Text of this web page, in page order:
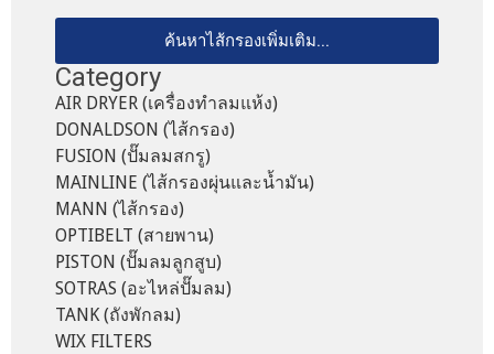
ค้นหาไส้กรองเพิ่มเติม...
Category
AIR DRYER (เครื่องทำลมแห้ง)
DONALDSON (ไส้กรอง)
FUSION (ปั๊มลมสกรู)
MAINLINE (ไส้กรองผุ่นและน้ำมัน)
MANN (ไส้กรอง)
OPTIBELT (สายพาน)
PISTON (ปั๊มลมลูกสูบ)
SOTRAS (อะไหล่ปั๊มลม)
TANK (ถังพักลม)
WIX FILTERS